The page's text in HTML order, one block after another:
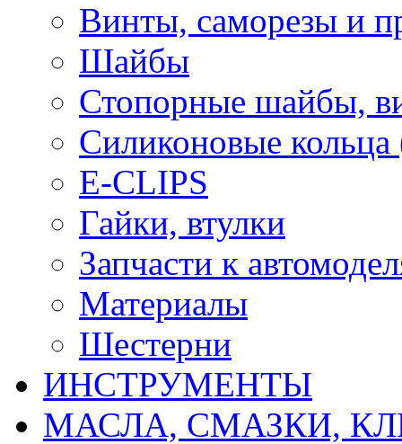
Винты, саморезы и
Шайбы
Стопорные шайбы,
Силиконовые
E-CLIPS
Гайки, втулки
Запчасти к
Материалы
Шестерни
ИНСТРУМЕНТЫ
МАСЛА, СМАЗКИ,